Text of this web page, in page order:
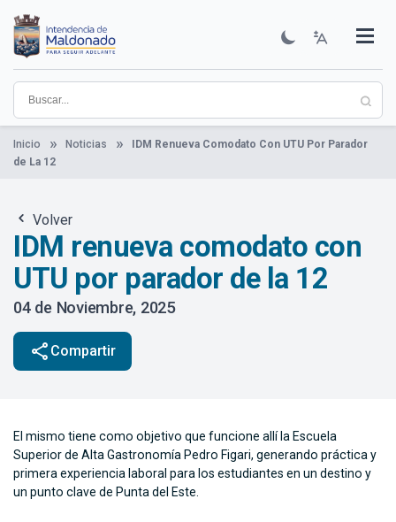
contenido
principal
Institucional
Municipios
Descubre Maldonado
Comunicación
Servicios
Guía De Trámites
Ver Noticias
Inicio Noticias
IDM Renueva Comodato Con UTU Por Parador
de La 12
Volver
IDM renueva comodato con
UTU por parador de la 12
04 de Noviembre, 2025
share Compartir
El mismo tiene como objetivo que funcione allí la Escuela
Superior de Alta Gastronomía Pedro Figari, generando práctica y
primera experiencia laboral para los estudiantes en un destino y
un punto clave de Punta del Este.